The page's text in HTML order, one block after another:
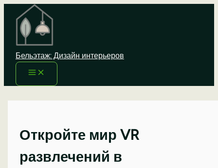
Перейти
содержимому
Бельэтаж: Дизайн интерьеров
Откройте мир VR
развлечений в